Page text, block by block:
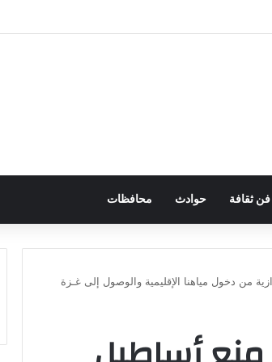
فن ثقافة حوادث محافظات
من دخول مياهنا الإقليمية والوصول إلى غـزة